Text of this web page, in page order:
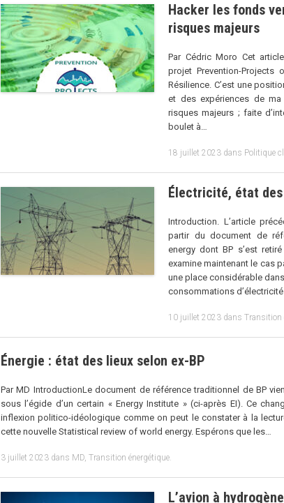
Hacker les fonds
risques majeurs
Par Cédric Moro Cet
projet Prevention-
Résilience. C’est une
et des expériences de
risques majeurs ; faite
boulet à…
18 juillet 2023 dans Politique
Électricité, état
Introduction. L’article
partir du document de
energy dont BP s’est
examine maintenant le cas
une place considérable
consommations
10 juillet 2023 dans Transition
Énergie : état des lieux selon ex-BP
Par MD IntroductionLe document de référence traditionnel de BP
sous l’égide d’un certain « Energy Institute » (ci-après EI). Ce
inflexion politico-idéologique comme on peut le constater à la
cette nouvelle Statistical review of world energy. Espérons que les…
3 juillet 2023 dans MD Transition énergétique
L’avion à